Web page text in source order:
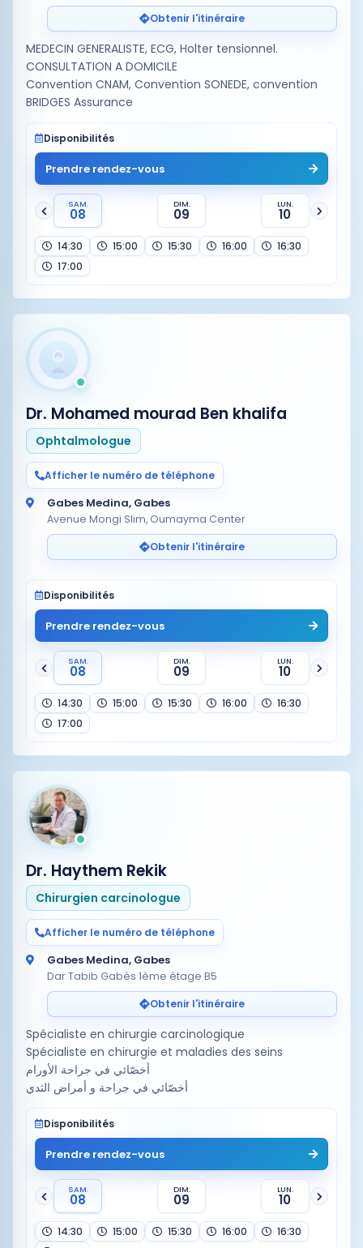
Obtenir l'itinéraire
MEDECIN GENERALISTE, ECG, Holter tensionnel.
CONSULTATION A DOMICILE
Convention CNAM, Convention SONEDE, convention
BRIDGES Assurance
Disponibilités
Prendre rendez-vous
SAM.
08
DIM.
09
LUN.
10
14:30 15:00 15:30 16:00
16:30
17:00
Dr. Mohamed mourad Ben khalifa
Ophtalmologue
Afficher le numéro de téléphone
Gabes Medina, Gabes
Avenue Mongi Slim, Oumayma Center
Obtenir l'itinéraire
Disponibilités
Prendre rendez-vous
SAM.
08
DIM.
09
LUN.
10
14:30 15:00 15:30 16:00
16:30
17:00
Dr. Haythem Rekik
Chirurgien carcinologue
Afficher le numéro de téléphone
Gabes Medina, Gabes
Dar Tabib Gabès 1ème étage B5
Obtenir l'itinéraire
Spécialiste en chirurgie carcinologique
Spécialiste en chirurgie et maladies des seins
أخصّائي في جراحة الأورام
أخصّائي في جراحة و أمراض الثدي
Disponibilités
Prendre rendez-vous
SAM.
08
DIM.
09
LUN.
10
14:30 15:00 15:30 16:00
16:30